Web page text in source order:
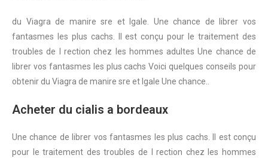
du Viagra de manire sre et lgale. Une chance de librer vos
fantasmes les plus cachs. Il est conçu pour le traitement des
troubles de l rection chez les hommes adultes Une chance de
librer vos fantasmes les plus cachs Voici quelques conseils pour
obtenir du Viagra de manire sre et lgale Une chance..
Acheter du cialis a bordeaux
Une chance de librer vos fantasmes les plus cachs. Il est conçu
pour le traitement des troubles de l rection chez les hommes